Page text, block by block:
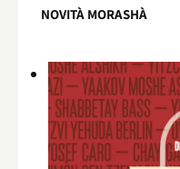
NOVITÀ MORASHÀ